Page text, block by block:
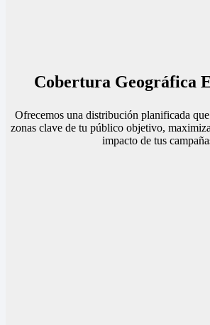
Cobertura Geográfica
Ofrecemos una distribución planificada
zonas clave de tu público objetivo,
impacto de tus